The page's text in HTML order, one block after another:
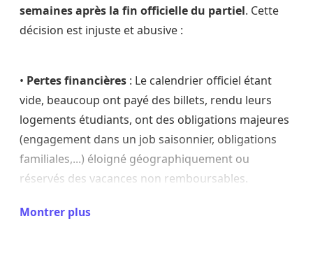
semaines après la fin officielle du partiel. Cette
décision est injuste et abusive :
• Pertes financières : Le calendrier officiel étant
vide, beaucoup ont payé des billets, rendu leurs
logements étudiants, ont des obligations majeures
(engagement dans un job saisonnier, obligations
familiales,...) éloigné géographiquement ou
réservés des vacances non remboursables.
Montrer plus